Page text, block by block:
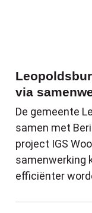
via
De gemeente
samen met
project IGS
samenwerking
efficiënter